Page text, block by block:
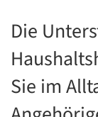
Die
Sie im